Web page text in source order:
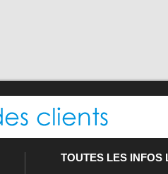
TOUTES LES INFOS